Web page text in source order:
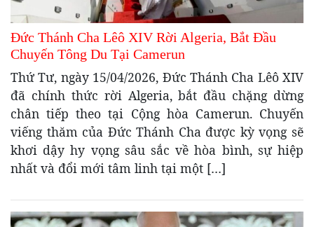
Đức Thánh Cha Lêô XIV Rời Algeria, Bắt Đầu
Chuyến Tông Du Tại Camerun
Thứ Tư, ngày 15/04/2026, Đức Thánh Cha Lêô XIV
đã chính thức rời Algeria, bắt đầu chặng dừng
chân tiếp theo tại Cộng hòa Camerun. Chuyến
viếng thăm của Đức Thánh Cha được kỳ vọng sẽ
khơi dậy hy vọng sâu sắc về hòa bình, sự hiệp
nhất và đổi mới tâm linh tại một […]